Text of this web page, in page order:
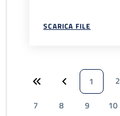
SCARICA FILE
1 2
7
8 9 10